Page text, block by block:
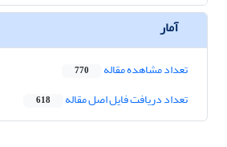
آمار
تعداد مشاهده مقاله 770
تعداد دریافت فایل اصل مقاله 618